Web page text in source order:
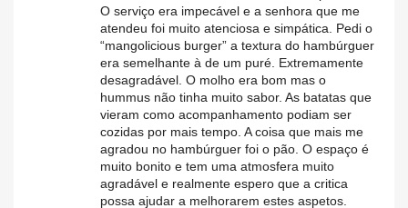
O serviço era impecável e a senhora que me
atendeu foi muito atenciosa e simpática. Pedi o
“mangolicious burger” a textura do hambúrguer
era semelhante à de um puré. Extremamente
desagradável. O molho era bom mas o
hummus não tinha muito sabor. As batatas que
vieram como acompanhamento podiam ser
cozidas por mais tempo. A coisa que mais me
agradou no hambúrguer foi o pão. O espaço é
muito bonito e tem uma atmosfera muito
agradável e realmente espero que a critica
possa ajudar a melhorarem estes aspetos.